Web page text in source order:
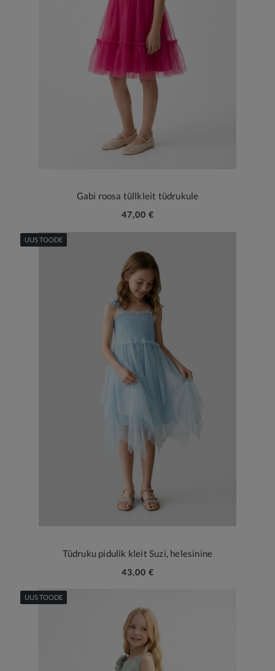
Gabi roosa tüllkleit tüdrukule
47,00 €
Tüdruku pidulik kleit Suzi, helesinine
43,00 €
UUS TOODE
UUS TOODE